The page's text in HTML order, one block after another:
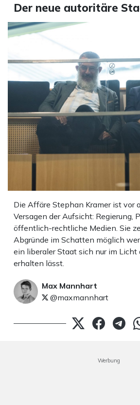
Der neue autoritäre
Die Affäre Stephan Kramer ist vor
Versagen der Aufsicht: Regierung,
öffentlich-rechtliche Medien. Sie
Abgründe im Schatten möglich
ein liberaler Staat sich nur im
erhalten lässt.
Max Mannhart
@maxmannhart
Werbung